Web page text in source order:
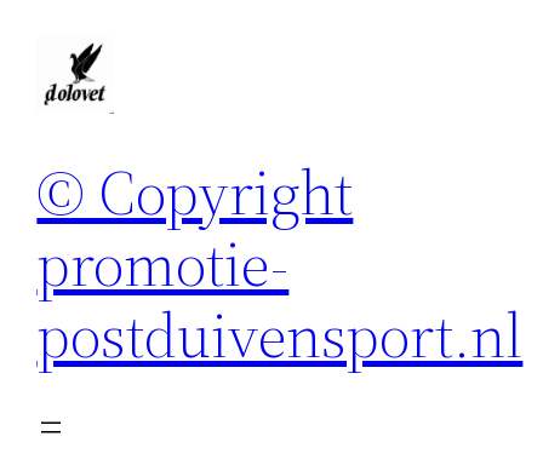
© Copyright
promotie-
postduivensport.nl